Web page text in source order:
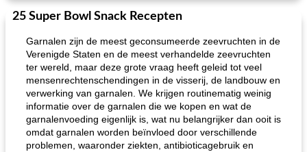
25 Super Bowl Snack Recepten
Garnalen zijn de meest geconsumeerde zeevruchten in de
Verenigde Staten en de meest verhandelde zeevruchten
ter wereld, maar deze grote vraag heeft geleid tot veel
mensenrechtenschendingen in de visserij, de landbouw en
verwerking van garnalen. We krijgen routinematig weinig
informatie over de garnalen die we kopen en wat de
garnalenvoeding eigenlijk is, wat nu belangrijker dan ooit is
omdat garnalen worden beïnvloed door verschillende
problemen, waaronder ziekten, antibioticagebruik en